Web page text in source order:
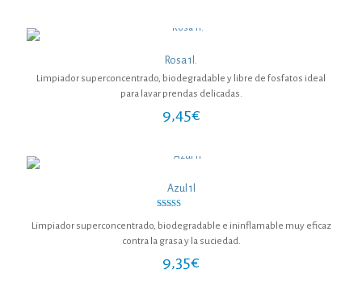
Rosa 1l.
Limpiador superconcentrado, biodegradable y libre de fosfatos ideal
para lavar prendas delicadas.
9,45€
Azul 1l
con
de 5
Limpiador superconcentrado, biodegradable e ininflamable muy eficaz
contra la grasa y la suciedad.
9,35€